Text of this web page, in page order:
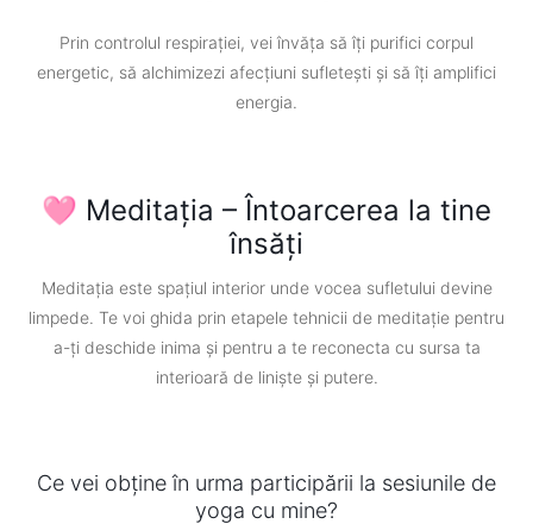
Prin controlul respirației, vei învăța să îți purifici corpul
energetic, să alchimizezi afecțiuni sufletești și să îți amplifici
energia.
🩷 Meditația – Întoarcerea la tine
însăți
Meditația este spațiul interior unde vocea sufletului devine
limpede. Te voi ghida prin etapele tehnicii de meditație pentru
a-ți deschide inima și pentru a te reconecta cu sursa ta
interioară de liniște și putere.
Ce vei obține în urma participării la sesiunile de
yoga cu mine?